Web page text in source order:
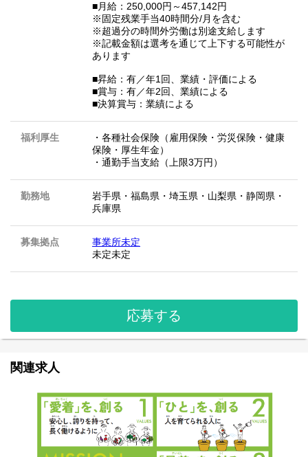
■月給：250,000円～457,142円
※固定残業手当40時間分/月を含む
※超過分の時間外労働は別途支給します
※記載金額は選考を通じて上下する可能性が
あります
■昇給：有／年1回、業績・評価による
■賞与：有／年2回、業績による
■決算賞与：業績による
福利厚生
・各種社会保険（雇用保険・労災保険・健康
保険・厚生年金）
・通勤手当支給（上限3万円）
勤務地 岩手県 ・ 福島県 ・ 埼玉県 ・ 山梨県 ・ 静岡県 ・
兵庫県
募集拠点
事業所未定
未定未定
応募する
関連求人